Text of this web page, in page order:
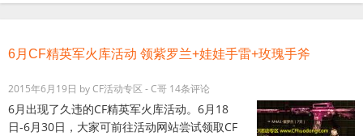
6月CF精英军火库活动 领紫罗兰+娃娃手雷+玫瑰手斧
2015年6月19日 byCF活动专区 - C哥 14条评论
6月出现了久违的CF精英军火库活动。6月18
日-6月30日，大家可前往活动网站尝试领取CF